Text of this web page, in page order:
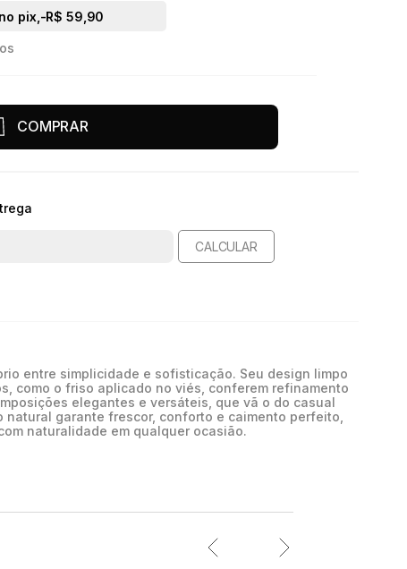
pix, -R$ 59,90
COMPRAR
CALCULAR
entre simplicidade e sofisticação. Seu design limpo
como o friso aplicado no viés, conferem refinamento
elegantes e versáteis, que vã o do casual
natural garante frescor, conforto e caimento perfeito,
naturalidade em qualquer ocasião.